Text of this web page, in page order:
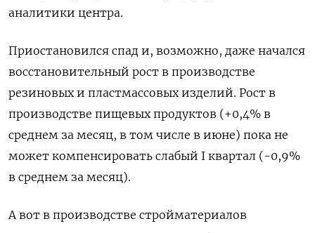
аналитики центра.
Приостановился спад и, возможно, даже начался
восстановительный рост в производстве
резиновых и пластмассовых изделий. Рост в
производстве пищевых продуктов (+0,4% в
среднем за месяц, в том числе в июне) пока не
может компенсировать слабый I квартал (-0,9%
в среднем за месяц).
А вот в производстве стройматериалов